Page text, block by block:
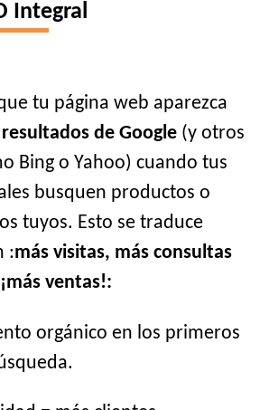
Integral
tu página web aparezca
de Google (y otros
Bing o Yahoo) cuando tus
busquen productos o
tuyos. Esto se traduce
:más visitas, más consultas
ventas!:
orgánico en los primeros